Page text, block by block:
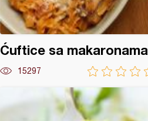
Ćuftice sa makaronama
15297